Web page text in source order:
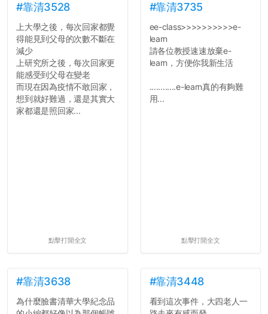
#靠清3528
上大學之後，每次回家都覺
得能見到父母的次數不斷在
減少
上研究所之後，每次回家更
能感受到父母在變老
而現在因為疫情不敢回家，
想到就好難過，還是其實大
家都還是照回家...
點擊打開全文
#靠清3735
ee-class>>>>>>>>>>e-
learn
請各位教授速速放棄e-
learn，方便你我新生活
............e-learn真的有夠難
用...
點擊打開全文
#靠清3638
為什麼臉書清華大學紀念品
#靠清3448
看到這次事件，大四老人一